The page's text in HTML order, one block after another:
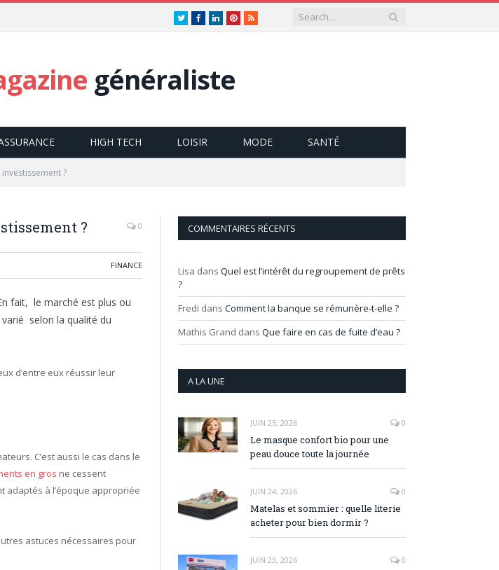
TwitterFacebookLinkedInPinterest
RSS
généraliste
HIGH TECH LOISIR MODE SANTÉ
?
? 0
FINANCE
fait, le marché est plus ou
selon la qualité du
d’entre eux réussir leur
C’est aussi le cas dans le
en gros ne cessent
adaptés à l’époque appropriée
astuces nécessaires pour
COMMENTAIRES RÉCENTS
Lisa dans Quel est l’intérêt du regroupement de prêts
?
Fredi dans Comment la banque se rémunère-t-elle ?
Mathis Grand dans Que faire en cas de fuite d’eau ?
A LA UNE
JUIN 25, 2026 0
Le masque confort bio pour une
peau douce toute la journée
JUIN 24, 2026 0
Matelas et sommier : quelle literie
acheter pour bien dormir ?
JUIN 23, 2026 0